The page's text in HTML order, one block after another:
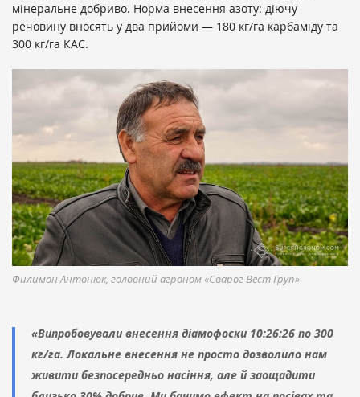
мінеральне добриво. Норма внесення азоту: діючу
речовину вносять у два прийоми — 180 кг/га карбаміду та
300 кг/га КАС.
Филимон Антонюк, головний агроном «Сварог Вест Груп»
«Випробовували внесення діамофоски 10:26:26 по 300
кг/га. Локальне внесення не просто дозволило нам
живити безпосередньо насіння, але й заощадити